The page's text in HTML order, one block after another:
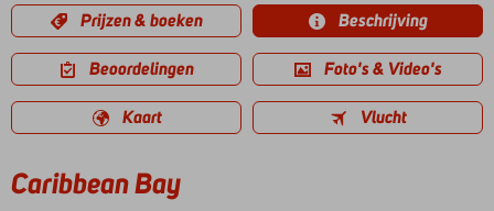
Prijzen & boeken Beschrijving
Beoordelingen Foto's & Video's
Kaart Vlucht
Caribbean Bay